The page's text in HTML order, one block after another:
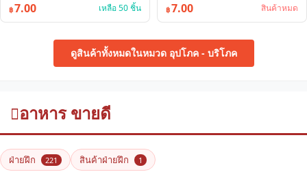
฿7.00 เหลือ 50 ชิ้น ฿7.00 สินค้าหมด
ดูสินค้าทั้งหมดในหมวด อุปโภค - บริโภค
อาหาร ขายดี
ฝ่ายฝึก 221 สินค้าฝ่ายฝึก 1